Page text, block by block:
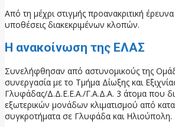
Από τη μέχρι στιγμής προανακριτική
υποθέσεις διακεκριμένων κλοπών.
Η ανακοίνωση της ΕΛΑΣ
Συνελήφθησαν από αστυνομικούς της
συνεργασία με το Τμήμα Δίωξης και
Γλυφάδας/Δ.Δ.Ε.Ε.Α./Γ.Α.Δ.Α. 3 άτομα που
εξωτερικών μονάδων κλιματισμού από
συγκροτήματα σε Γλυφάδα και Ηλιούπολη.